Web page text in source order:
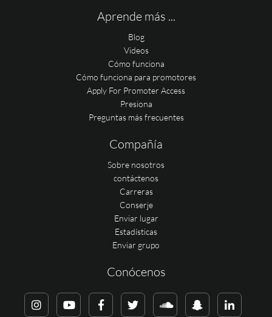
Aprende más ...
Blog
Videos
Cómo funciona
Cómo funciona para promotores
Apply For Promoter Access
Presiona
Preguntas más frecuentes
Compañía
Sobre nosotros
contáctenos
Carreras
Conserje
Enviar lugar
Estadísticas
Enviar grupo
Conócenos